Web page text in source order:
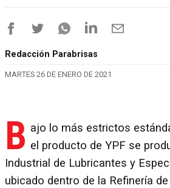
Redacción Parabrisas
MARTES 26 DE ENERO DE 2021
B ajo lo más estrictos
el producto de YPF se
Industrial de Lubricantes y
ubicado dentro de la Refinería